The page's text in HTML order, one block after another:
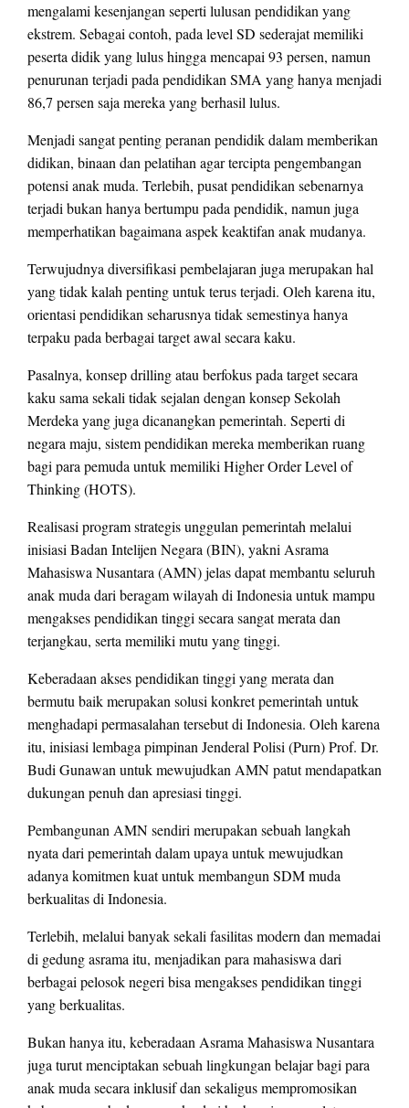
mengalami kesenjangan seperti lulusan pendidikan yang
ekstrem. Sebagai contoh, pada level SD sederajat memiliki
peserta didik yang lulus hingga mencapai 93 persen, namun
penurunan terjadi pada pendidikan SMA yang hanya menjadi
86,7 persen saja mereka yang berhasil lulus.
Menjadi sangat penting peranan pendidik dalam memberikan
didikan, binaan dan pelatihan agar tercipta pengembangan
potensi anak muda. Terlebih, pusat pendidikan sebenarnya
terjadi bukan hanya bertumpu pada pendidik, namun juga
memperhatikan bagaimana aspek keaktifan anak mudanya.
Terwujudnya diversifikasi pembelajaran juga merupakan hal
yang tidak kalah penting untuk terus terjadi. Oleh karena itu,
orientasi pendidikan seharusnya tidak semestinya hanya
terpaku pada berbagai target awal secara kaku.
Pasalnya, konsep drilling atau berfokus pada target secara
kaku sama sekali tidak sejalan dengan konsep Sekolah
Merdeka yang juga dicanangkan pemerintah. Seperti di
negara maju, sistem pendidikan mereka memberikan ruang
bagi para pemuda untuk memiliki Higher Order Level of
Thinking (HOTS).
Realisasi program strategis unggulan pemerintah melalui
inisiasi Badan Intelijen Negara (BIN), yakni Asrama
Mahasiswa Nusantara (AMN) jelas dapat membantu seluruh
anak muda dari beragam wilayah di Indonesia untuk mampu
mengakses pendidikan tinggi secara sangat merata dan
terjangkau, serta memiliki mutu yang tinggi.
Keberadaan akses pendidikan tinggi yang merata dan
bermutu baik merupakan solusi konkret pemerintah untuk
menghadapi permasalahan tersebut di Indonesia. Oleh karena
itu, inisiasi lembaga pimpinan Jenderal Polisi (Purn) Prof. Dr.
Budi Gunawan untuk mewujudkan AMN patut mendapatkan
dukungan penuh dan apresiasi tinggi.
Pembangunan AMN sendiri merupakan sebuah langkah
nyata dari pemerintah dalam upaya untuk mewujudkan
adanya komitmen kuat untuk membangun SDM muda
berkualitas di Indonesia.
Terlebih, melalui banyak sekali fasilitas modern dan memadai
di gedung asrama itu, menjadikan para mahasiswa dari
berbagai pelosok negeri bisa mengakses pendidikan tinggi
yang berkualitas.
Bukan hanya itu, keberadaan Asrama Mahasiswa Nusantara
juga turut menciptakan sebuah lingkungan belajar bagi para
anak muda secara inklusif dan sekaligus mempromosikan